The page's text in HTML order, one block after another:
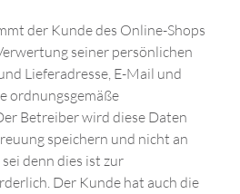
der Kunde des Online-Shops
seiner persönlichen
Lieferadresse, E-Mail und
ordnungsgemäße
Betreiber wird diese Daten
speichern und nicht an
denn dies ist zur
Der Kunde hat auch die